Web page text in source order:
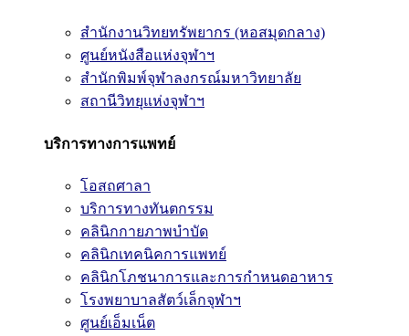
สำนักงานวิทยทรัพยากร (หอสมุดกลาง)
ศูนย์หนังสือแห่งจุฬาฯ
สำนักพิมพ์จุฬาลงกรณ์มหาวิทยาลัย
สถานีวิทยุแห่งจุฬาฯ
บริการทางการแพทย์
โอสถศาลา
บริการทางทันตกรรม
คลินิกกายภาพบำบัด
คลินิกเทคนิคการแพทย์
คลินิกโภชนาการและการกำหนดอาหาร
โรงพยาบาลสัตว์เล็กจุฬาฯ
ศูนย์เอ็มเน็ต